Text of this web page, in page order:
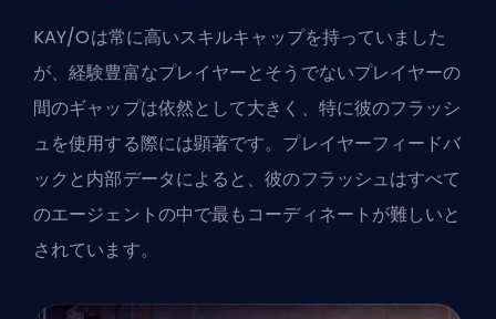
KAY/Oは常に高いスキルキャップを持っていました
が、経験豊富なプレイヤーとそうでないプレイヤーの
間のギャップは依然として大きく、特に彼のフラッシ
ュを使用する際には顕著です。プレイヤーフィードバ
ックと内部データによると、彼のフラッシュはすべて
のエージェントの中で最もコーディネートが難しいと
されています。